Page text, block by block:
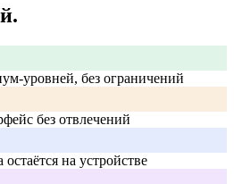
уровней, без ограничений
без отвлечений
остаётся на устройстве